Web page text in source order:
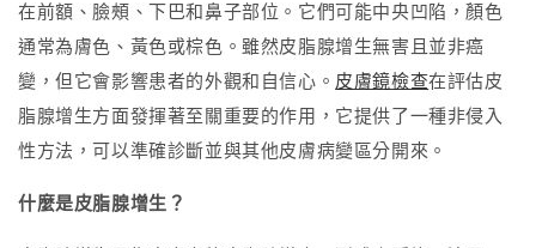
在前額、臉頰、下巴和鼻子部位。它們可能中央凹陷，顏色
通常為膚色、黃色或棕色。雖然皮脂腺增生無害且並非癌
變，但它會影響患者的外觀和自信心。皮膚鏡檢查在評估皮
脂腺增生方面發揮著至關重要的作用，它提供了一種非侵入
性方法，可以準確診斷並與其他皮膚病變區分開來。
什麼是皮脂腺增生？